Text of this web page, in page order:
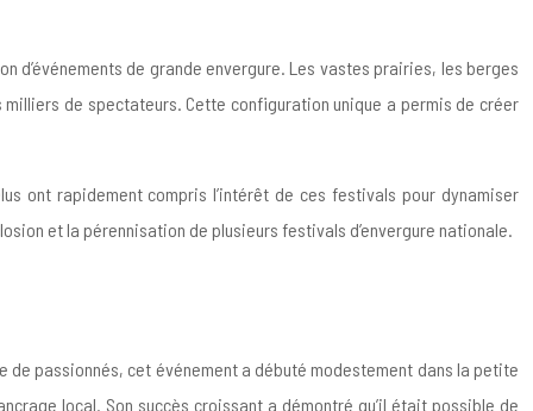
d’événements de grande envergure. Les vastes prairies, les berges
de spectateurs. Cette configuration unique a permis de créer
ont rapidement compris l’intérêt de ces festivals pour dynamiser
et la pérennisation de plusieurs festivals d’envergure nationale.
de passionnés, cet événement a débuté modestement dans la petite
local. Son succès croissant a démontré qu’il était possible de